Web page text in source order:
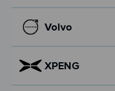
Volvo
XPENG